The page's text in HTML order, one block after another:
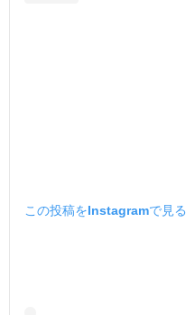
この投稿をInstagramで見る